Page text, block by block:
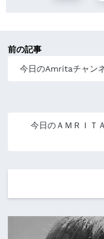
前の記事
今日のAmritaチャン
今日のＡＭＲＩＴ